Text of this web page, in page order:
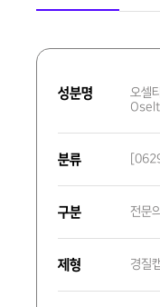
성분명
오셀
분류
구분 전문
제형 경질